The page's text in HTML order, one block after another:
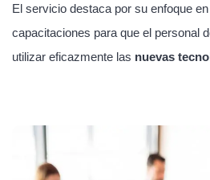
El servicio destaca por su enfoque
capacitaciones para que el personal
utilizar eficazmente las nuevas